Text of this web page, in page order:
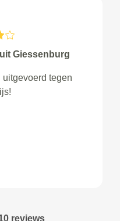
Giessenburg
tegen
reviews